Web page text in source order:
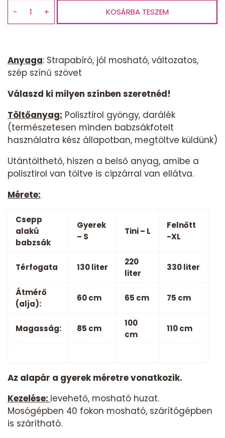
Babzsák
terep
mennyiség
− + KOSÁRBA TESZEM
Anyaga: Strapabíró, jól mosható, változatos,
szép színű szövet
Válaszd ki milyen színben szeretnéd!
Töltőanyag: Polisztirol gyöngy, darálék
(természetesen minden babzsákfotelt
használatra kész állapotban, megtöltve küldünk)
Utántölthető, hiszen a belső anyag, amibe a
polisztirol van töltve is cipzárral van ellátva.
Mérete:
Csepp
alakú
babzsák
Gyerek
– S
Tini – L
Felnőtt
-XL
Térfogata 130 liter
220
liter
330 liter
Átmérő
(alja):
60 cm 65 cm 75 cm
Magasság: 85 cm
100
cm
110 cm
Az alapár a gyerek méretre vonatkozik.
Kezelése: levehető, mosható huzat.
Mosógépben 40 fokon mosható, szárítógépben
is szárítható.